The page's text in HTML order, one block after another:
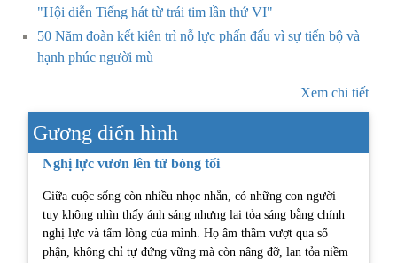
"Hội diễn Tiếng hát từ trái tim lần thứ VI"
50 Năm đoàn kết kiên trì nỗ lực phấn đấu vì sự tiến bộ và
hạnh phúc người mù
Xem chi tiết
Gương điển hình
Nghị lực vươn lên từ bóng tối
Giữa cuộc sống còn nhiều nhọc nhằn, có những con người
tuy không nhìn thấy ánh sáng nhưng lại tỏa sáng bằng chính
nghị lực và tấm lòng của mình. Họ âm thầm vượt qua số
phận, không chỉ tự đứng vững mà còn nâng đỡ, lan tỏa niềm